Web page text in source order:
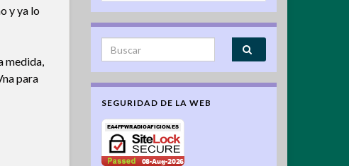
y ya lo
medida,
para
Search for:
SEGURIDAD DE LA WEB